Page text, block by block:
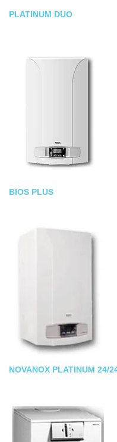
PLATINUM DUO
BIOS PLUS
NOVANOX PLATINUM 24/